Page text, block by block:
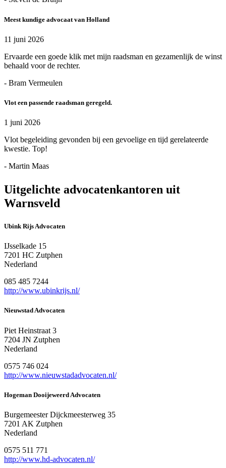
Meest kundige advocaat van Holland
11 juni 2026
Ervaarde een goede klik met mijn raadsman en gezamenlijk de winst
behaald voor de rechter.
- Bram Vermeulen
Vlot een passende raadsman geregeld.
1 juni 2026
Vlot begeleiding gevonden bij een gevoelige en tijd gerelateerde
kwestie. Top!
- Martin Maas
Uitgelichte advocatenkantoren uit
Warnsveld
Ubink Rijs Advocaten
IJsselkade 15
7201 HC Zutphen
Nederland
085 485 7244
http://www.ubinkrijs.nl/
Nieuwstad Advocaten
Piet Heinstraat 3
7204 JN Zutphen
Nederland
0575 746 024
http://www.nieuwstadadvocaten.nl/
Hogeman Dooijeweerd Advocaten
Burgemeester Dijckmeesterweg 35
7201 AK Zutphen
Nederland
0575 511 771
http://www.hd-advocaten.nl/